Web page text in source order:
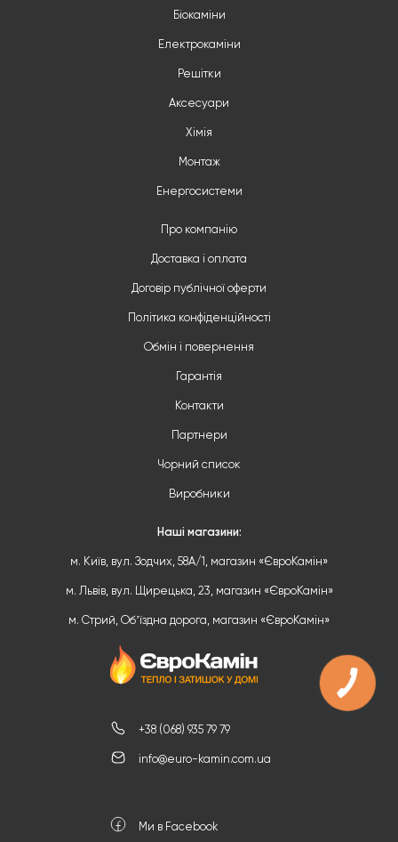
+38 (068) 935 79 79
info@euro-kamin.com.ua
Ми в Facebook
Біокаміни
Електрокаміни
Решітки
Аксесуари
Хімія
Монтаж
Енергосистеми
Про компанію
Доставка і оплата
Договір публічної оферти
Політика конфіденційності
Обмін і повернення
Гарантія
Контакти
Партнери
Чорний список
Виробники
Наші магазини:
м. Київ, вул. Зодчих, 58А/1, магазин «ЄвроКамін»
м. Львів, вул. Щирецька, 23, магазин «ЄвроКамін»
м. Стрий, Обʼїздна дорога, магазин «ЄвроКамін»